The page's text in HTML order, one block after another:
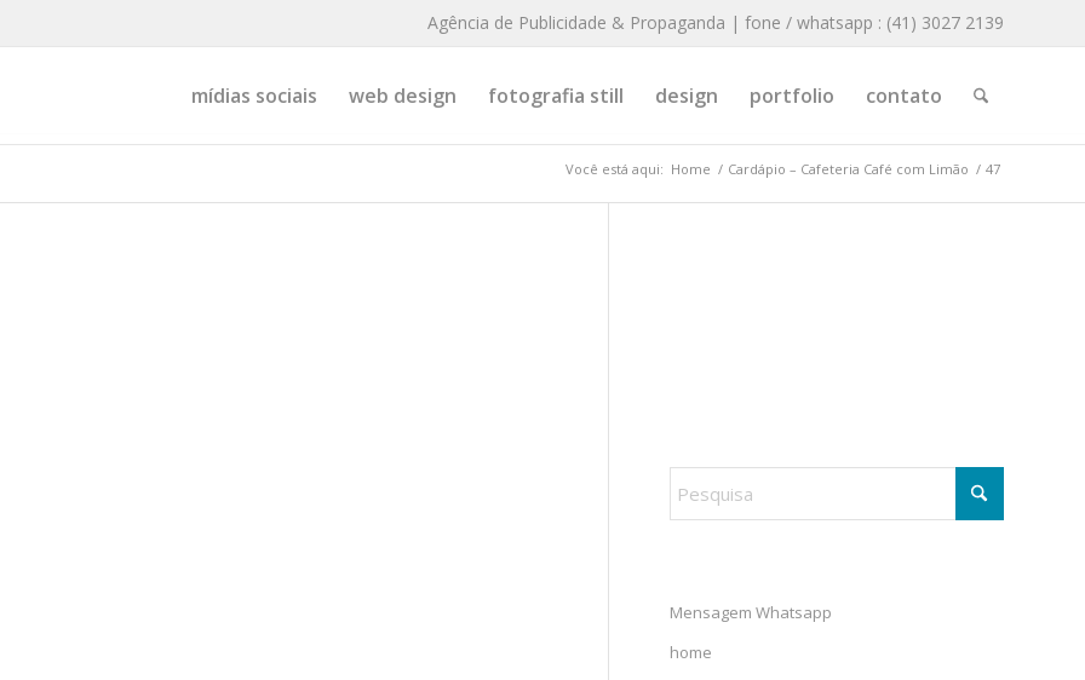
Agência de Publicidade & Propaganda | fone / whatsapp : (41) 3027 2139
mídias sociais web design fotografia still design portfolio contato
Você está aqui: Home / Cardápio – Cafeteria Café com Limão / 47
Mensagem Whatsapp
home